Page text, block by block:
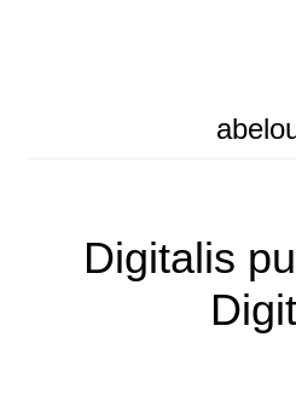
Digitalis